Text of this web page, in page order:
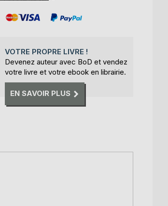
VOTRE PROPRE LIVRE !
Devenez auteur avec BoD et vendez
votre livre et votre ebook en librairie.
EN SAVOIR PLUS